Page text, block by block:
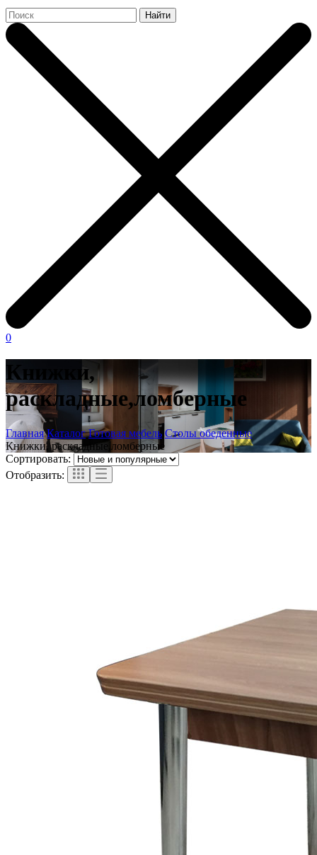
Найти
0
Книжки,
раскладные,ломберные
Главная Каталог Готовая мебель Столы обеденные
Книжки, раскладные,ломберные
Сортировать:
Отобразить: